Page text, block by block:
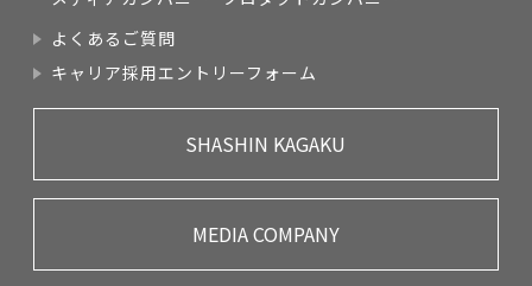
よくあるご質問
キャリア採用エントリーフォーム
SHASHIN KAGAKU
MEDIA COMPANY